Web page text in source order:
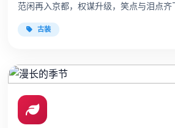
范闲再入京都，权谋升级，笑点与泪点齐
古装